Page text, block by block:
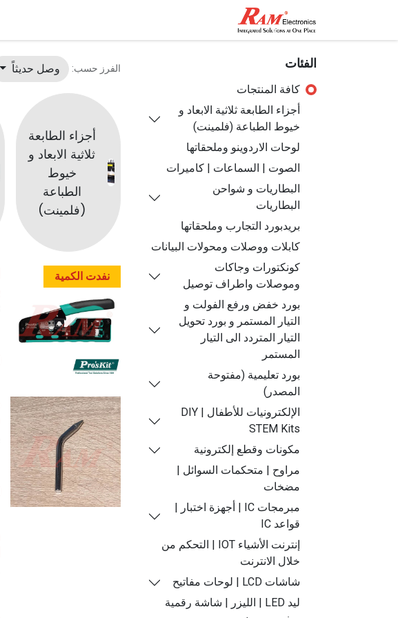
الفئات
كافة المنتجات
أجزاء الطابعة ثلاثية الابعاد و
خيوط الطباعة (فلمينت)
لوحات الاردوينو وملحقاتها
الصوت | السماعات | كاميرات
البطاريات و شواحن
البطاريات
بريدبورد التجارب وملحقاتها
كابلات ووصلات ومحولات البيانات
كونكتورات وجاكات
وموصلات واطراف توصيل
بورد خفض ورفع الفولت و
التيار المستمر و بورد تحويل
التيار المتردد الى التيار
المستمر
بورد تعليمية (مفتوحة
المصدر)
الإلكترونيات للأطفال | DIY
STEM Kits
مكونات وقطع إلكترونية
مراوح | متحكمات السوائل |
مضخات
مبرمجات IC | أجهزة اختبار |
قواعد IC
إنترنت الأشياء IOT | التحكم من
خلال الانترنت
شاشات LCD | لوحات مفاتيح
ليد LED | الليزر | شاشة رقمية
الفرز حسب: وصل حديثاً
أجزاء الطابعة
ثلاثية الابعاد و
خيوط
الطباعة
(فلمينت)
نفدت الكمية